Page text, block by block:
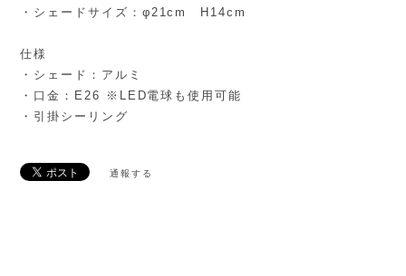
・シェードサイズ：φ21cm H14cm
仕様
・シェード：アルミ
・口金：E26 ※LED電球も使用可能
・引掛シーリング
通報する